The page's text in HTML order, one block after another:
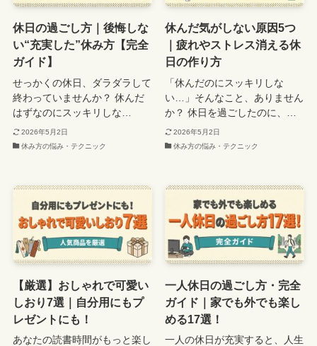
休日の過ごし方｜後悔しな
い“充実した”休み方【完全
ガイド】
せっかくの休日、ダラダラして
終わっていませんか？ 休んだ
はずなのにスッキリしな…
2026年5月2日
休み方の悩み・テクニック
休んだ気がしない原因5つ
｜疲れやストレス消える休
日の作り方
「休んだのにスッキリしな
い…」そんなこと、ありません
か？ 休日を過ごしたのに、…
2026年5月2日
休み方の悩み・テクニック
【厳選】おしゃれで可愛い
しおり7選｜自分用にもプ
レゼントにも！
あなたの読書時間がもっと楽し
一人休日の過ごし方・完全
ガイド｜家でも外でも楽し
める17選！
一人の休日が充実すると、人生